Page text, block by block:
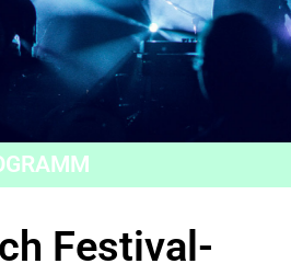
Festival-